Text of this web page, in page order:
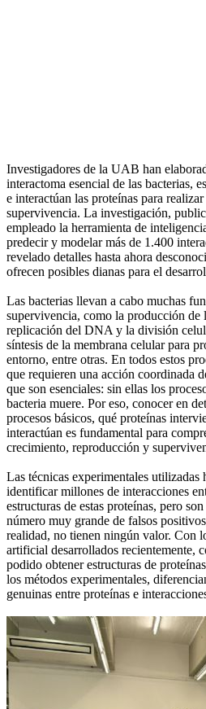
Investigadores de la UAB han
interactoma esencial de las bacterias,
e interactúan las proteínas para
supervivencia. La investigación,
empleado la herramienta de
predecir y modelar más de 1.400
revelado detalles hasta ahora
ofrecen posibles dianas para el
Las bacterias llevan a cabo muchas
supervivencia, como la producción de
replicación del DNA y la división
síntesis de la membrana celular para
entorno, entre otras. En todos estos
que requieren una acción coordinada
que son esenciales: sin ellas los
bacteria muere. Por eso, conocer en
procesos básicos, qué proteínas
interactúan es fundamental para
crecimiento, reproducción y
Las técnicas experimentales utilizadas
identificar millones de interacciones
estructuras de estas proteínas, pero
número muy grande de falsos
realidad, no tienen ningún valor. Con
artificial desarrollados recientemente,
podido obtener estructuras de
los métodos experimentales,
genuinas entre proteínas e